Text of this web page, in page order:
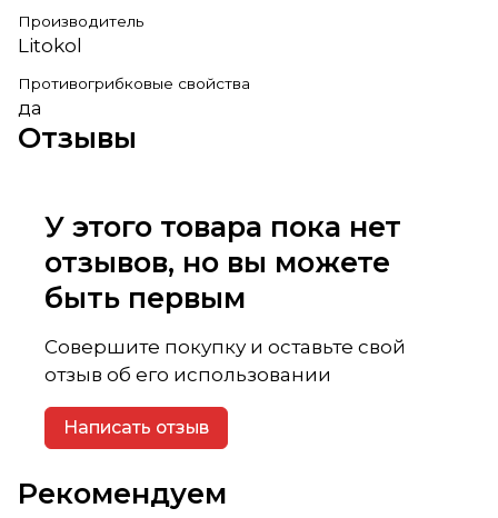
Производитель
Litokol
Противогрибковые свойства
да
Отзывы
У этого товара пока нет
отзывов, но вы можете
быть первым
Совершите покупку и оставьте свой
отзыв об его использовании
Написать отзыв
Рекомендуем